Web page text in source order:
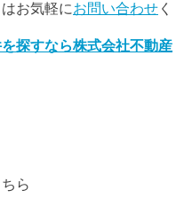
お気軽にお問い合わせ く
探すなら株式会社不動産
ら